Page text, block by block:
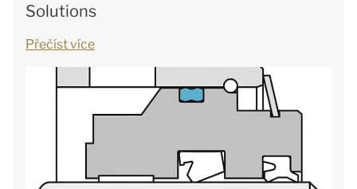
Solutions
Přečíst více